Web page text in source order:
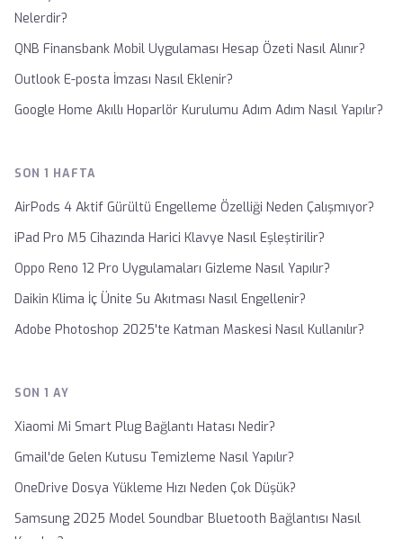
Nelerdir?
QNB Finansbank Mobil Uygulaması Hesap Özeti Nasıl Alınır?
Outlook E-posta İmzası Nasıl Eklenir?
Google Home Akıllı Hoparlör Kurulumu Adım Adım Nasıl Yapılır?
SON 1 HAFTA
AirPods 4 Aktif Gürültü Engelleme Özelliği Neden Çalışmıyor?
iPad Pro M5 Cihazında Harici Klavye Nasıl Eşleştirilir?
Oppo Reno 12 Pro Uygulamaları Gizleme Nasıl Yapılır?
Daikin Klima İç Ünite Su Akıtması Nasıl Engellenir?
Adobe Photoshop 2025'te Katman Maskesi Nasıl Kullanılır?
SON 1 AY
Xiaomi Mi Smart Plug Bağlantı Hatası Nedir?
Gmail'de Gelen Kutusu Temizleme Nasıl Yapılır?
OneDrive Dosya Yükleme Hızı Neden Çok Düşük?
Samsung 2025 Model Soundbar Bluetooth Bağlantısı Nasıl